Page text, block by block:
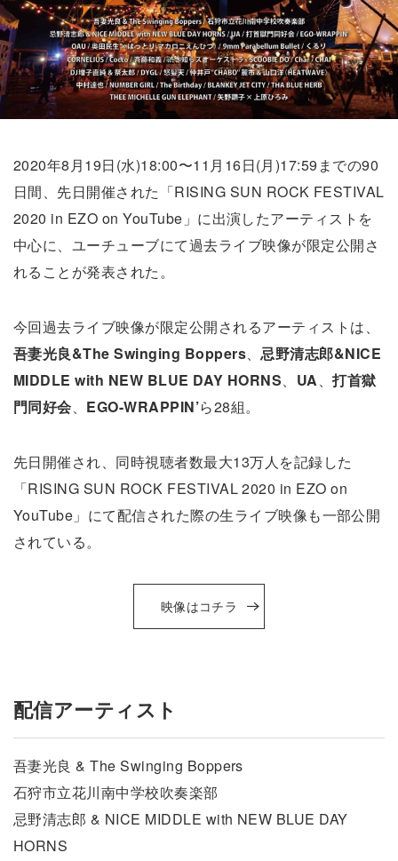
2020年8月19日(水)18:00〜11月16日(月)17:59までの90
日間、先日開催された「RISING SUN ROCK FESTIVAL
2020 in EZO on YouTube」に出演したアーティストを
中心に、ユーチューブにて過去ライブ映像が限定公開さ
れることが発表された。
今回過去ライブ映像が限定公開されるアーティストは、
吾妻光良&The Swinging Boppers、忌野清志郎&NICE
MIDDLE with NEW BLUE DAY HORNS、 UA、打首獄
門同好会、 EGO-WRAPPIN’ら28組。
先日開催され、同時視聴者数最大13万人を記録した
「RISING SUN ROCK FESTIVAL 2020 in EZO on
YouTube」にて配信された際の生ライブ映像も一部公開
されている。
映像はコチラ
配信アーティスト
吾妻光良 & The Swinging Boppers
石狩市立花川南中学校吹奏楽部
忌野清志郎 & NICE MIDDLE with NEW BLUE DAY
HORNS